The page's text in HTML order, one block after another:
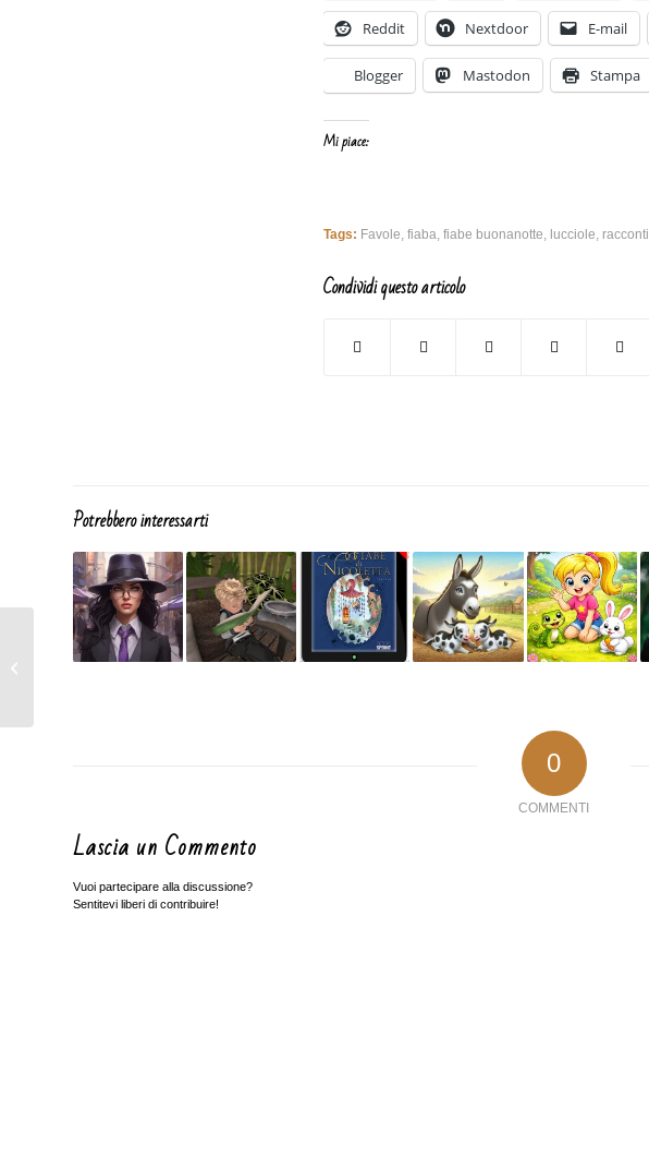
Reddit Nextdoor E-mail
Blogger Mastodon Stampa
Mi piace:
Tags: Favole fiaba fiabe buonanotte lucciole racconti
Condividi questo articolo
Potrebbero interessarti
0
COMMENTI
Lascia un Commento
Vuoi partecipare alla discussione?
Sentitevi liberi di contribuire!
IL GALEONE e LA